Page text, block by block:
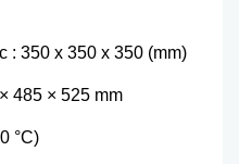
: 350 x 350 x 350 (mm)
485 × 525 mm
°C)